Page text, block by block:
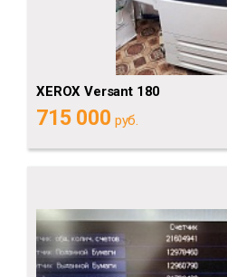
XEROX Versant 180
715 000 руб.